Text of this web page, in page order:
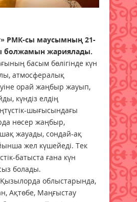
РМК-сы маусымның 21-
болжамын жариялады.
басым бөлігінде күн
атмосфералық
орай жаңбыр жауып,
күндіз елдің
шығысындағы
нөсер жаңбыр,
жауады, сондай-ақ
жел күшейеді. Тек
батыста ғана күн
болады.
Қызылорда облыстарында,
Ақтөбе, Маңғыстау